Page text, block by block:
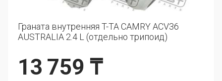
Граната внутренняя T-TA CAMRY ACV36
AUSTRALIA 2.4 L (отдельно трипоид)
13 759 ₸